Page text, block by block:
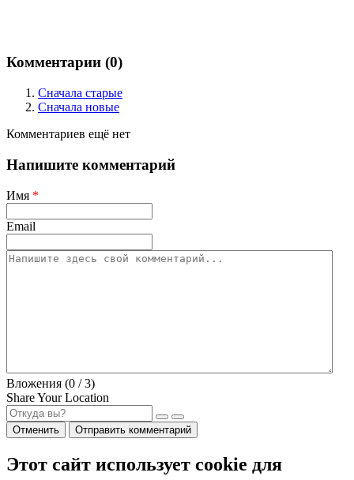
Комментарии (0)
Сначала старые
Сначала новые
Комментариев ещё нет
Напишите комментарий
Имя *
Email
Вложения (0 / 3)
Share Your Location
Отменить Отправить комментарий
Этот сайт использует cookie для